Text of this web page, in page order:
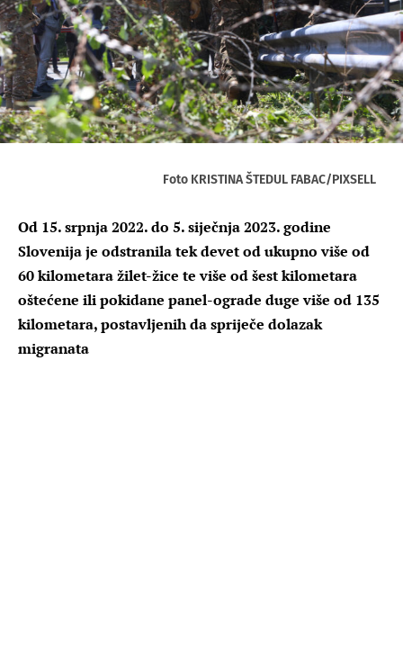
Foto KRISTINA ŠTEDUL FABAC/PIXSELL
Od 15. srpnja 2022. do 5. siječnja 2023. godine
Slovenija je odstranila tek devet od ukupno više od
60 kilometara žilet-žice te više od šest kilometara
oštećene ili pokidane panel-ograde duge više od 135
kilometara, postavljenih da spriječe dolazak
migranata